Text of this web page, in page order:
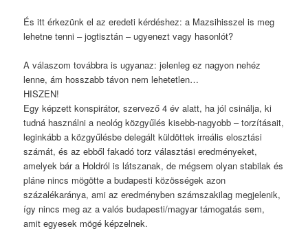
És itt érkezünk el az eredeti kérdéshez: a Mazsihisszel is meg
lehetne tenni – jogtisztán – ugyenezt vagy hasonlót?
A válaszom továbbra is ugyanaz: jelenleg ez nagyon nehéz
lenne, ám hosszabb távon nem lehetetlen…
HISZEN!
Egy képzett konspirátor, szervező 4 év alatt, ha jól csinálja, ki
tudná használni a neológ közgyűlés kisebb-nagyobb – torzításait,
leginkább a közgyűlésbe delegált küldöttek irreális elosztási
számát, és az ebből fakadó torz választási eredményeket,
amelyek bár a Holdról is látszanak, de mégsem olyan stabilak és
pláne nincs mögötte a budapesti közösségek azon
százalékaránya, ami az eredményben számszakilag megjelenik,
így nincs meg az a valós budapesti/magyar támogatás sem,
amit egyesek mögé képzelnek.